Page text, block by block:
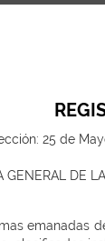
25 de
GENERAL DE
emanadas